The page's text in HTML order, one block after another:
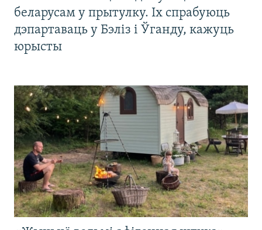
беларусам у прытулку. Іх спрабуюць
дэпартаваць у Бэліз і Ўганду, кажуць
юрысты